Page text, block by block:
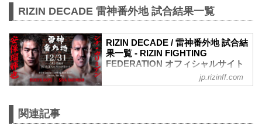
RIZIN DECADE 雷神番外地 試合結果一覧
RIZIN DECADE / 雷神番外地 試合結
果一覧 - RIZIN FIGHTING
FEDERATION オフィシャルサイト
第7試合／安保瑠輝也 vs. シナ・カリミア
（WIN）安保瑠輝也 vs. シナ・カリミア
jp.rizinff.com
関連記事